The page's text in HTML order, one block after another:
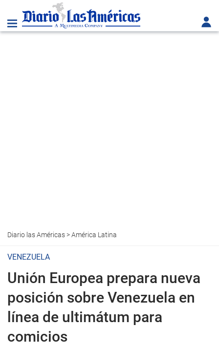
Diario las Américas>América Latina
VENEZUELA
Unión Europea prepara nueva
posición sobre Venezuela en
línea de ultimátum para
comicios